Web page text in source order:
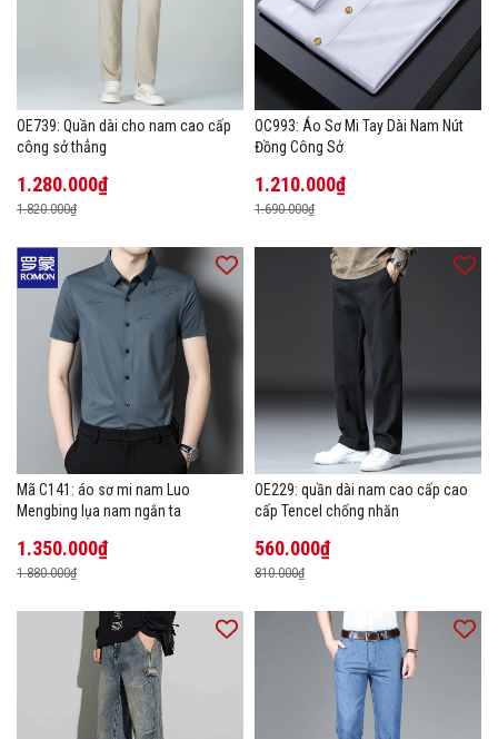
OE739: Quần dài cho nam cao cấp
công sở thẳng
1.280.000₫
1.820.000₫
OC993: Áo Sơ Mi Tay Dài Nam Nút
Đồng Công Sở
1.210.000₫
1.690.000₫
Mã C141: áo sơ mi nam Luo
Mengbing lụa nam ngắn ta
1.350.000₫
1.880.000₫
OE229: quần dài nam cao cấp cao
cấp Tencel chống nhăn
560.000₫
810.000₫